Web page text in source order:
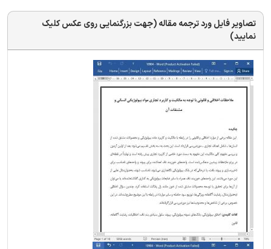
تصاویر فایل ورد ترجمه مقاله (جهت بزرگنمایی روی عکس کلیک
نمایید)